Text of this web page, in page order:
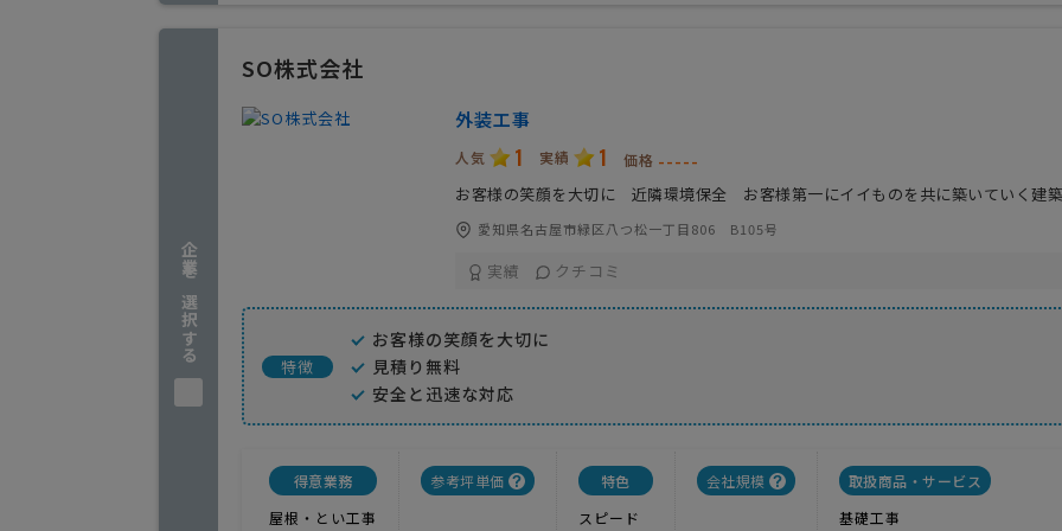
企業を選択する
SO株式会社
外装工事
人気 1 実績 1 価格 -----
お客様の笑顔を大切に 近隣環境保全 お客様第一にイイものを共に築いていく建築
愛知県名古屋市緑区八つ松一丁目806 B105号
実績 クチコミ
特徴
お客様の笑顔を大切に
見積り無料
安全と迅速な対応
得意業務
屋根・とい工事
参考坪単価
特色
スピード
会社規模
取扱商品・サービス
基礎工事